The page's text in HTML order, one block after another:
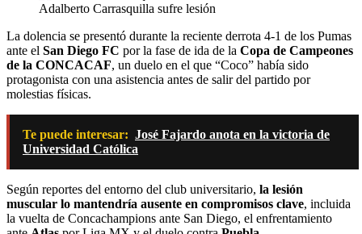
Adalberto Carrasquilla sufre lesión
La dolencia se presentó durante la reciente derrota 4-1 de los Pumas
ante el San Diego FC por la fase de ida de la Copa de Campeones
de la CONCACAF, un duelo en el que “Coco” había sido
protagonista con una asistencia antes de salir del partido por
molestias físicas.
Te puede interesar: José Fajardo anota en la victoria de
Universidad Católica
Según reportes del entorno del club universitario, la lesión
muscular lo mantendría ausente en compromisos clave, incluida
la vuelta de Concachampions ante San Diego, el enfrentamiento